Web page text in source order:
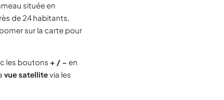
située en
de 24 habitants,
sur la carte pour
les boutons + / − en
vue satellitevia les